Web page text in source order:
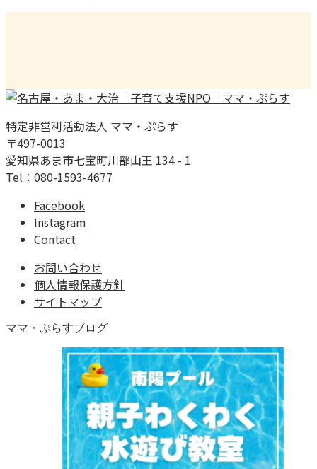
特定非営利活動法人 ママ・ぷらす
〒497-0013
愛知県あま市七宝町川部山王 134 - 1
Tel：080-1593-4677
Facebook
Instagram
Contact
お問い合わせ
個人情報保護方針
サイトマップ
ママ・ぷらすブログ